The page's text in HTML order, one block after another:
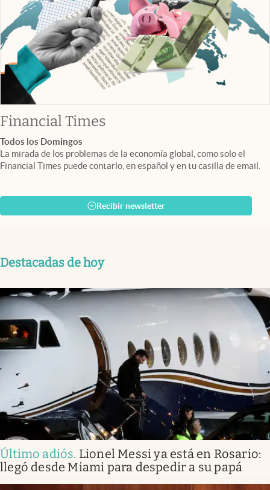
Financial Timesabre en nueva pestaña
Todos los Domingos
La mirada de los problemas de la economía global, como solo el
Financial Times puede contarlo, en español y en tu casilla de email.
Recibir newsletter
Destacadas de hoy
Último adiós. Lionel Messi ya está en Rosario:
llegó desde Miami para despedir a su papá